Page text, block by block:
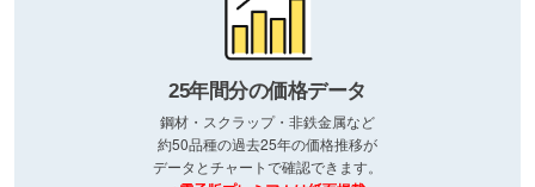
25年間分の価格データ
鋼材・スクラップ・非鉄金属など
約50品種の過去25年の価格推移が
データとチャートで確認できます。